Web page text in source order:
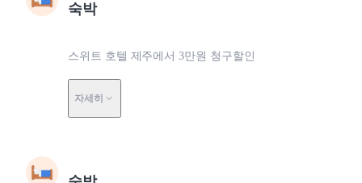
숙박
스위트 호텔 제주에서 3만원 청구할인
자세히